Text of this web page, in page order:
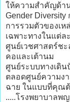
ให้ความสำคัญด้า
Gender
การรวมตัวของเห
เฉพาะทางในแต่
ศูนย์เวชศาสตร์ช
คอและเต้านม
ศูนย์ระบบทางเดิน
ตลอดศูนย์ความง
ฉาย ในแบบที่คุณต้
.....โรงพยาบาลพ